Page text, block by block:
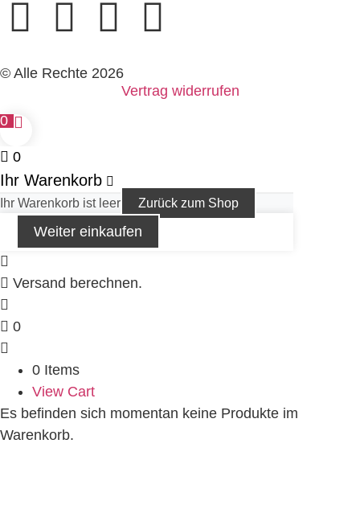
© Alle Rechte 2026
Vertrag widerrufen
0
0
Ihr Warenkorb
Ihr Warenkorb ist leer Zurück zum Shop
Weiter einkaufen
Versand berechnen.
0
0 Items
View Cart
Es befinden sich momentan keine Produkte im
Warenkorb.